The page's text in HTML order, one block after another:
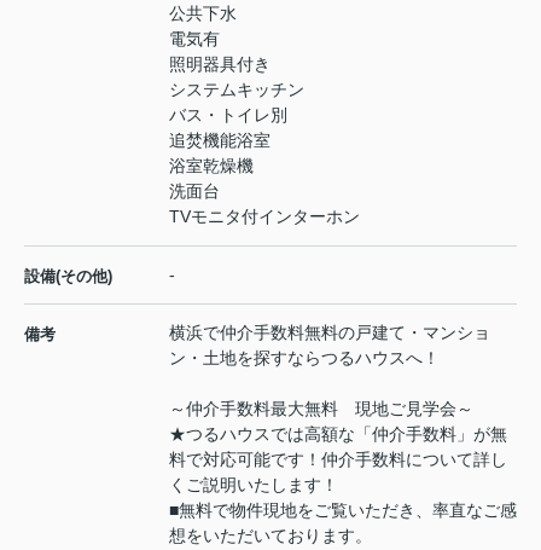
公共下水
電気有
照明器具付き
システムキッチン
バス・トイレ別
追焚機能浴室
浴室乾燥機
洗面台
TVモニタ付インターホン
設備(その他) -
備考
横浜で仲介手数料無料の戸建て・マンショ
ン・土地を探すならつるハウスへ！
～仲介手数料最大無料 現地ご見学会～
★つるハウスでは高額な「仲介手数料」が無
料で対応可能です！仲介手数料について詳し
くご説明いたします！
■無料で物件現地をご覧いただき、率直なご感
想をいただいております。